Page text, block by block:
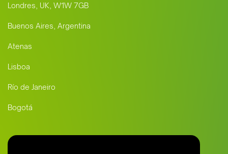
Londres, UK, W1W 7GB
Buenos Aires, Argentina
Atenas
Lisboa
Río de Janeiro
Bogotá